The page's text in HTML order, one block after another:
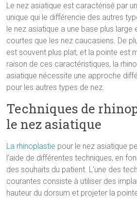
Le nez asiatique est caractérisé par
unique qui le différencie des autres
le nez asiatique a une base plus large
courtes que les nez caucasiens. De
est souvent plus plat, et la pointe est
raison de ces caractéristiques, la
asiatique nécessite une approche
pour les autres types de nez.
Techniques de
le nez asiatique
La rhinoplastie pour le nez asiatique
l’aide de différentes techniques, en
des souhaits du patient. L’une des
courantes consiste à utiliser des
hauteur du dorsum et projeter la